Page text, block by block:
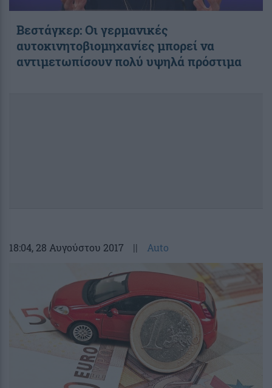
Βεστάγκερ: Οι γερμανικές
αυτοκινητοβιομηχανίες μπορεί να
αντιμετωπίσουν πολύ υψηλά πρόστιμα
18:04, 28 Αυγούστου 2017 || Auto